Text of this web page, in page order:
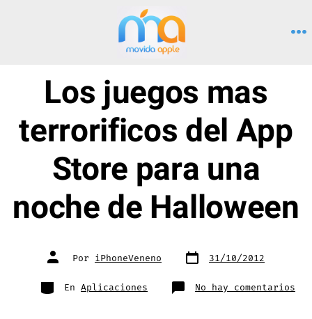
Los juegos mas
terrorificos del App
Store para una
noche de Halloween
Autor
de Por iPhoneVeneno Fecha
de 31/10/2012
Categorías
En Aplicaciones No hay comentarios
Los